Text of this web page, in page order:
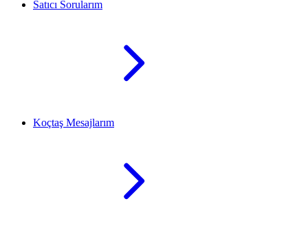
Satıcı Sorularım
Koçtaş Mesajlarım